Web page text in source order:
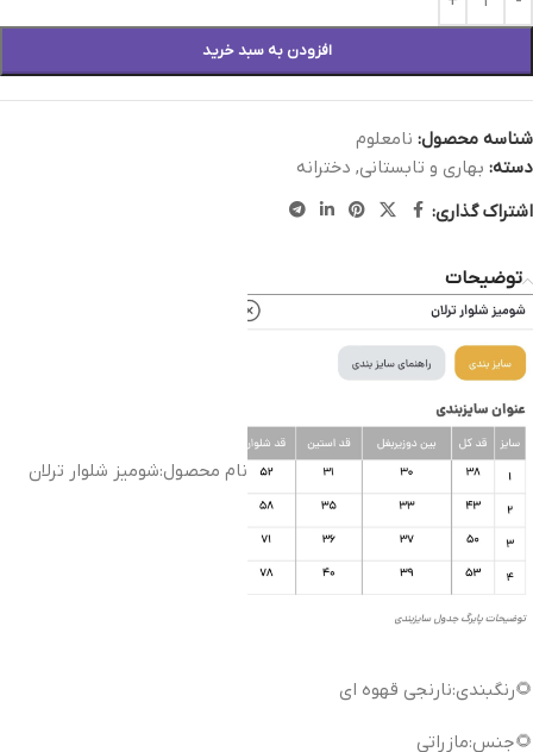
افزودن به سبد خرید
شناسه محصول: نامعلوم
دسته: بهاری و تابستانی, دخترانه
اشتراک گذاری:
توضیحات
نام محصول:شومیز شلوار ترلان
🌻رنگبندی:نارنجی قهوه ای
🌻جنس:مازراتی